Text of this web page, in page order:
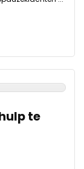
te